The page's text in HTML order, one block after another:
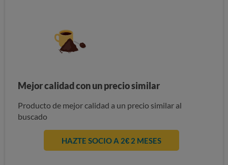
Mejor calidad con un precio similar
Producto de mejor calidad a un precio similar al
buscado
HAZTE SOCIO A 2€ 2 MESES